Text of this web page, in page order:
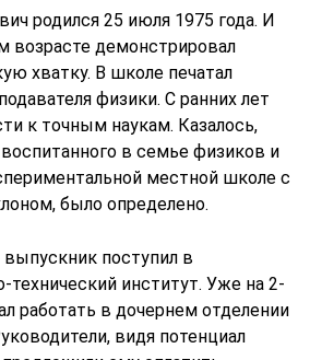
родился 25 июля 1975 года. И
возрасте демонстрировал
хватку. В школе печатал
физики. С ранних лет
к точным наукам. Казалось,
в семье физиков и
местной школе с
было определено.
поступил в
институт. Уже на 2-
работать в дочернем отделении
видя потенциал